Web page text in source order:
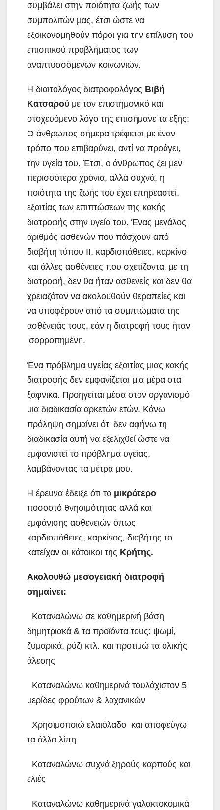
συμβάλει στην ποιότητα ζωής των
συμπολιτών μας, έτσι ώστε να
εξοικονομηθούν πόροι για την επίλυση του
επισιτικού προβλήματος των
αναπτυσσόμενων κοινωνιών.
Η διαιτολόγος διατροφολόγος Βιβή
Κατσαρού με τον επιστημονικό και
στοχευόμενο λόγο της επισήμανε τα εξής:
Ο άνθρωπος σήμερα τρέφεται με έναν
τρόπο που επιβαρύνει, αντί να προάγει,
την υγεία του. Έτσι, ο άνθρωπος ζει μεν
περισσότερα χρόνια, αλλά συχνά, η
ποιότητα της ζωής του έχει επηρεαστεί,
εξαιτίας των επιπτώσεων της κακής
διατροφής στην υγεία του. Ένας μεγάλος
αριθμός ασθενών που πάσχουν από
διαβήτη τύπου ΙΙ, καρδιοπάθειες, καρκίνο
και άλλες ασθένειες που σχετίζονται με τη
διατροφή, δεν θα ήταν ασθενείς και δεν θα
χρειαζόταν να ακολουθούν θεραπείες και
να υποφέρουν από τα συμπτώματα της
ασθένειάς τους, εάν η διατροφή τους ήταν
ισορροπημένη.
Ένα πρόβλημα υγείας εξαιτίας μιας κακής
διατροφής δεν εμφανίζεται μια μέρα στα
ξαφνικά. Προηγείται μέσα στον οργανισμό
μια διαδικασία αρκετών ετών. Κάνω
πρόληψη σημαίνει ότι δεν αφήνω τη
διαδικασία αυτή να εξελιχθεί ώστε να
εμφανιστεί το πρόβλημα υγείας,
λαμβάνοντας τα μέτρα μου.
Η έρευνα έδειξε ότι το μικρότερο
ποσοστό θνησιμότητας αλλά και
εμφάνισης ασθενειών όπως
καρδιοπάθειες, καρκίνος, διαβήτης το
κατείχαν οι κάτοικοι της Κρήτης.
Ακολουθώ μεσογειακή διατροφή
σημαίνει:
 Καταναλώνω σε καθημερινή βάση
δημητριακά & τα προϊόντα τους: ψωμί,
ζυμαρικά, ρύζι κτλ. και προτιμώ τα ολικής
άλεσης
 Καταναλώνω καθημερινά τουλάχιστον 5
μερίδες φρούτων & λαχανικών
 Χρησιμοποιώ ελαιόλαδο και αποφεύγω
τα άλλα λίπη
 Καταναλώνω συχνά ξηρούς καρπούς και
ελιές
 Καταναλώνω καθημερινά γαλακτοκομικά